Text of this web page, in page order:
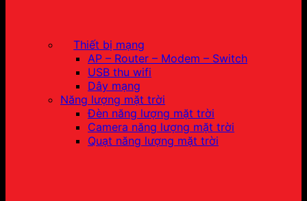
Thiết bị mạng
AP – Router – Modem – Switch
USB thu wifi
Dây mạng
Năng lượng mặt trời
Đèn năng lượng mặt trời
Camera năng lượng mặt trời
Quạt năng lượng mặt trời